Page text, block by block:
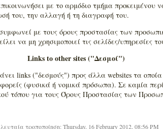
με το αρμόδιο τμήμα προκειμένου
του, την αλλαγή ή τη διαγραφή του.
με τους όρους προστασίας των
να μη χρησιμοποιεί τις σελίδες/υπηρεσίες
Links to other sites ("Δεσμοί")
links ("δεσμούς") προς άλλα websites τα
(φυσικά ή νομικά πρόσωπα). Σε καμία
τόπου για τους Όρους Προστασίας των
τροποποίηση: Thursday, 16 February 2012, 08:56 PM